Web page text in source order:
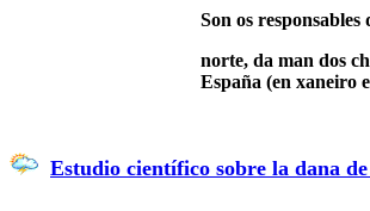
Son os
norte, da man dos
España (en xaneiro
Estudio científico sobre la dana